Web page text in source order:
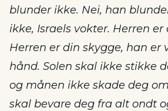
blunder ikke. Nei, han
ikke, Israels vokter. Herren er
Herren er din skygge, han er
hånd. Solen skal ikke stikke
og månen ikke skade deg
skal bevare deg fra alt ondt